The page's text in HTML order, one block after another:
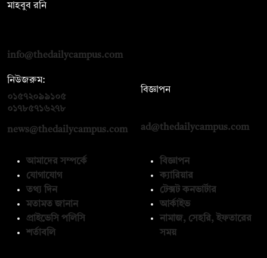
মাহবুব রনি
info@thedailycampus.com
নিউজরুম:
০১৫৭২০৯৯১০৫
০১৭৮৫৭১৬২৭৮
news@thedailycampus.com
বিজ্ঞাপন
ad@thedailycampus.com
আমাদের সম্পর্কে
যোগাযোগ
তথ্য দিন
মতামত জানান
প্রাইভেসি পলিসি
শর্তাবলি
বিজ্ঞাপন
ক্যারিয়ার
টেক্সট কনভার্টার
আর্কাইভ
নামাজ, সেহরি, ইফতারের
সময়